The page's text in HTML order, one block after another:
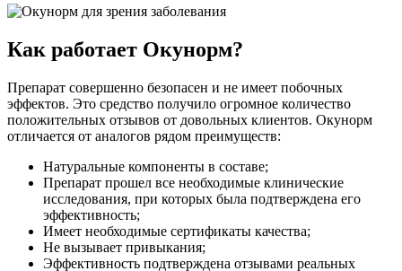
Как работает Окунорм?
Препарат совершенно безопасен и не имеет побочных
эффектов. Это средство получило огромное количество
положительных отзывов от довольных клиентов. Окунорм
отличается от аналогов рядом преимуществ:
Натуральные компоненты в составе;
Препарат прошел все необходимые клинические
исследования, при которых была подтверждена его
эффективность;
Имеет необходимые сертификаты качества;
Не вызывает привыкания;
Эффективность подтверждена отзывами реальных